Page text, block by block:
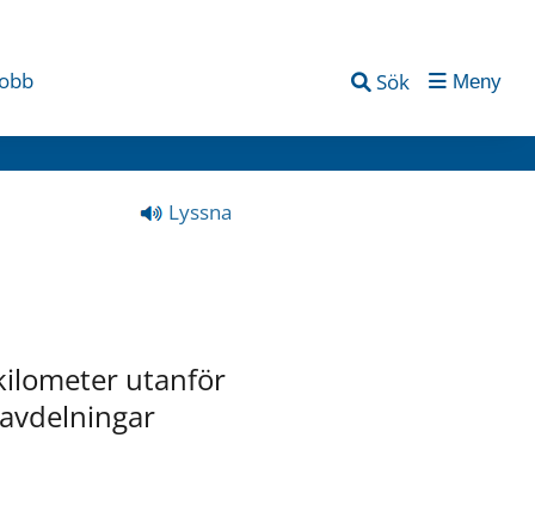
Sök Meny
Lyssna
utanför